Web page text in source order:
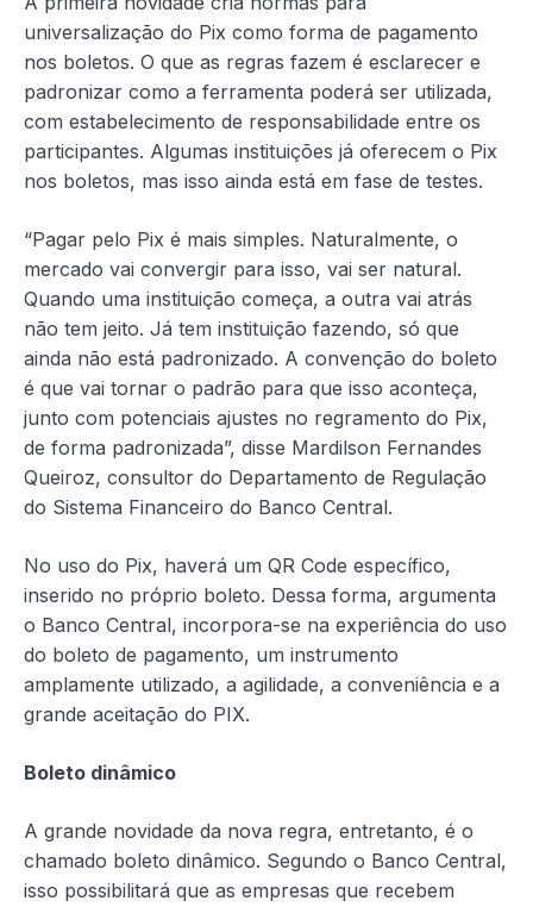
universalização do Pix como forma de pagamento
nos boletos. O que as regras fazem é esclarecer e
padronizar como a ferramenta poderá ser utilizada,
com estabelecimento de responsabilidade entre os
participantes. Algumas instituições já oferecem o Pix
nos boletos, mas isso ainda está em fase de testes.
“Pagar pelo Pix é mais simples. Naturalmente, o
mercado vai convergir para isso, vai ser natural.
Quando uma instituição começa, a outra vai atrás
não tem jeito. Já tem instituição fazendo, só que
ainda não está padronizado. A convenção do boleto
é que vai tornar o padrão para que isso aconteça,
junto com potenciais ajustes no regramento do Pix,
de forma padronizada”, disse Mardilson Fernandes
Queiroz, consultor do Departamento de Regulação
do Sistema Financeiro do Banco Central.
No uso do Pix, haverá um QR Code específico,
inserido no próprio boleto. Dessa forma, argumenta
o Banco Central, incorpora-se na experiência do uso
do boleto de pagamento, um instrumento
amplamente utilizado, a agilidade, a conveniência e a
grande aceitação do PIX.
Boleto dinâmico
A grande novidade da nova regra, entretanto, é o
chamado boleto dinâmico. Segundo o Banco Central,
isso possibilitará que as empresas que recebem